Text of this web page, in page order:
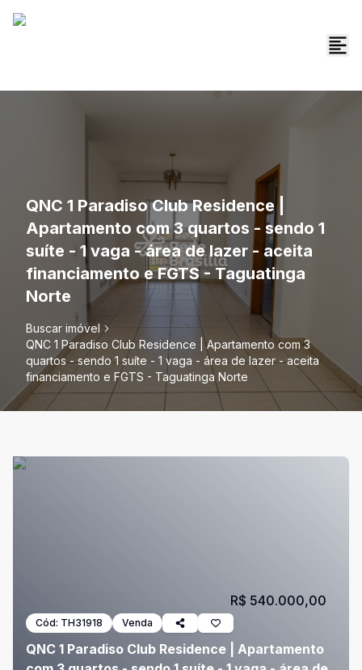
QNC 1 Paradiso Club Residence |
Apartamento com 3 quartos - sendo 1
suíte - 1 vaga - área de lazer - aceita
financiamento e FGTS - Taguatinga
Norte
Buscar imóvel
QNC 1 Paradiso Club Residence | Apartamento com 3
quartos - sendo 1 suíte - 1 vaga - área de lazer - aceita
financiamento e FGTS - Taguatinga Norte
Cód: TH31918 Venda
QNC 1 Paradiso Club Residence | Apartamento
R$ 540.000,00